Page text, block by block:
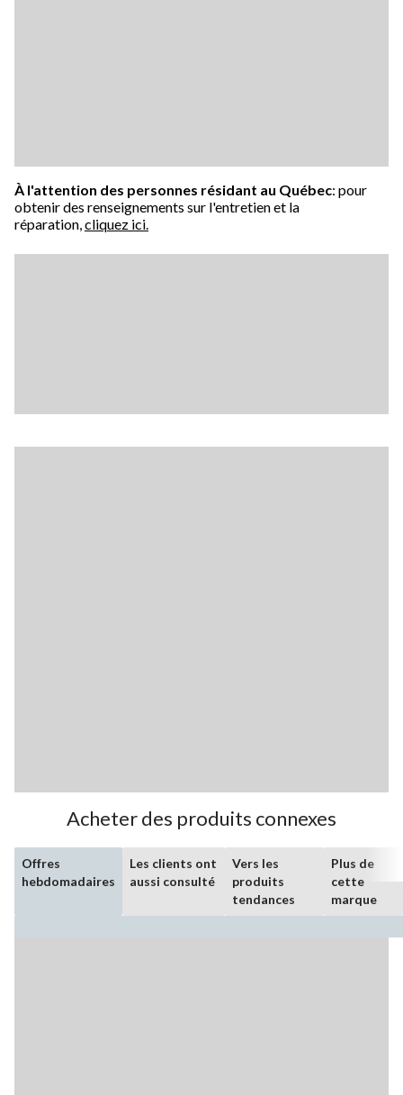
À l'attention des personnes résidant au Québec: pour
obtenir des renseignements sur l'entretien et la
réparation,cliquez ici.
Acheter des produits connexes
Offres
hebdomadaires
Les clients ont
aussi consulté
Vers les
produits
tendances
Plus de
cette
marque